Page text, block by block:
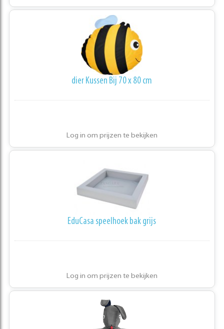
dier Kussen Bij 70 x 80 cm
Log in om prijzen te bekijken
EduCasa speelhoek bak grijs
Log in om prijzen te bekijken